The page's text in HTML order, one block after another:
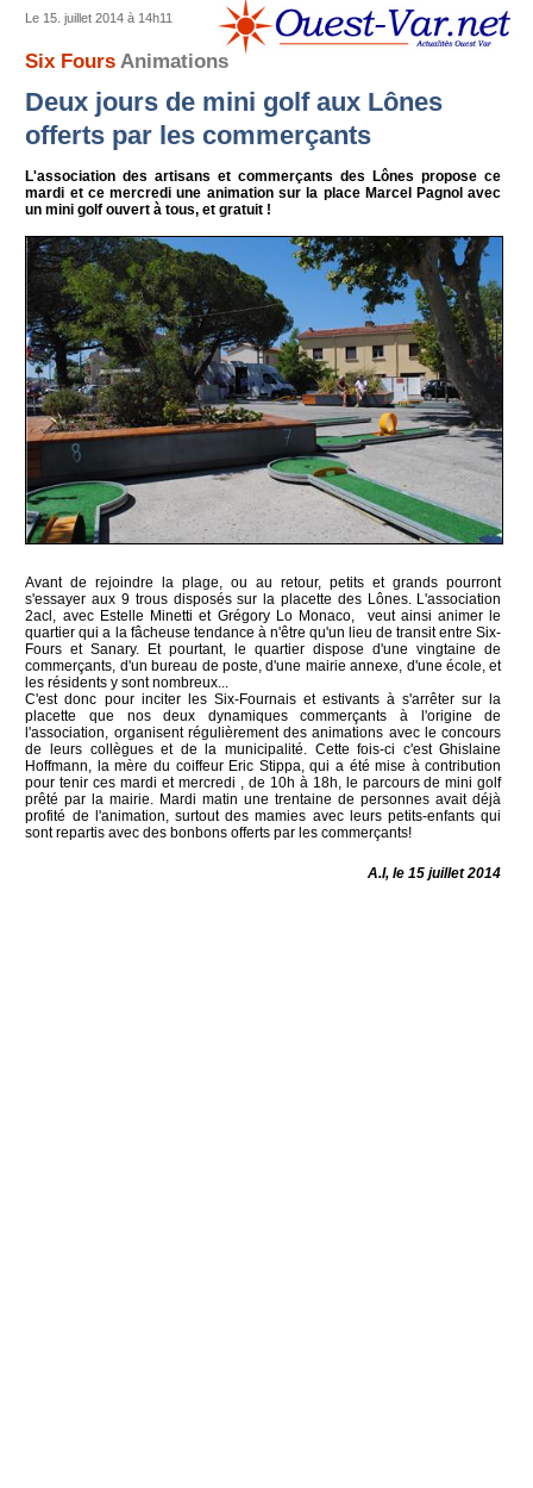
Le 15. juillet 2014 à 14h11
Six Fours Animations
Deux jours de mini golf aux Lônes
offerts par les commerçants
L'association des artisans et commerçants des Lônes propose ce
mardi et ce mercredi une animation sur la place Marcel Pagnol avec
un mini golf ouvert à tous, et gratuit !
Avant de rejoindre la plage, ou au retour, petits et grands pourront
s'essayer aux 9 trous disposés sur la placette des Lônes. L'association
2acl, avec Estelle Minetti et Grégory Lo Monaco, veut ainsi animer le
quartier qui a la fâcheuse tendance à n'être qu'un lieu de transit entre Six-
Fours et Sanary. Et pourtant, le quartier dispose d'une vingtaine de
commerçants, d'un bureau de poste, d'une mairie annexe, d'une école, et
les résidents y sont nombreux...
C'est donc pour inciter les Six-Fournais et estivants à s'arrêter sur la
placette que nos deux dynamiques commerçants à l'origine de
l'association, organisent régulièrement des animations avec le concours
de leurs collègues et de la municipalité. Cette fois-ci c'est Ghislaine
Hoffmann, la mère du coiffeur Eric Stippa, qui a été mise à contribution
pour tenir ces mardi et mercredi , de 10h à 18h, le parcours de mini golf
prêté par la mairie. Mardi matin une trentaine de personnes avait déjà
profité de l'animation, surtout des mamies avec leurs petits-enfants qui
sont repartis avec des bonbons offerts par les commerçants!
A.I, le 15 juillet 2014